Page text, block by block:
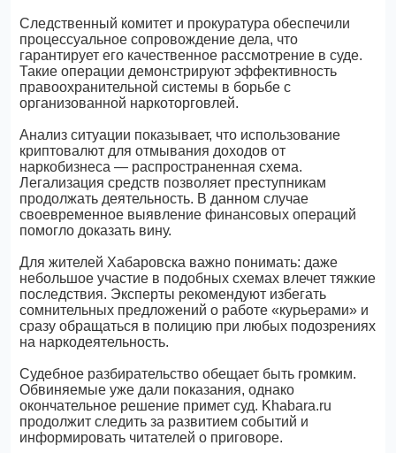
Следственный комитет и прокуратура обеспечили
процессуальное сопровождение дела, что
гарантирует его качественное рассмотрение в суде.
Такие операции демонстрируют эффективность
правоохранительной системы в борьбе с
организованной наркоторговлей.
Анализ ситуации показывает, что использование
криптовалют для отмывания доходов от
наркобизнеса — распространенная схема.
Легализация средств позволяет преступникам
продолжать деятельность. В данном случае
своевременное выявление финансовых операций
помогло доказать вину.
Для жителей Хабаровска важно понимать: даже
небольшое участие в подобных схемах влечет тяжкие
последствия. Эксперты рекомендуют избегать
сомнительных предложений о работе «курьерами» и
сразу обращаться в полицию при любых подозрениях
на наркодеятельность.
Судебное разбирательство обещает быть громким.
Обвиняемые уже дали показания, однако
окончательное решение примет суд. Khabara.ru
продолжит следить за развитием событий и
информировать читателей о приговоре.